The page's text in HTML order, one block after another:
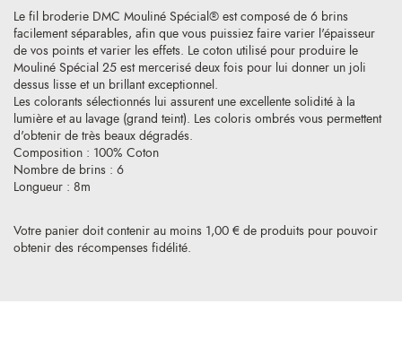
Votre panier doit contenir au moins 1,00 € de produits pour pouvoir
obtenir des récompenses fidélité.
Le fil broderie DMC Mouliné Spécial® est composé de 6 brins
facilement séparables, afin que vous puissiez faire varier l'épaisseur
de vos points et varier les effets. Le coton utilisé pour produire le
Mouliné Spécial 25 est mercerisé deux fois pour lui donner un joli
dessus lisse et un brillant exceptionnel.
Les colorants sélectionnés lui assurent une excellente solidité à la
lumière et au lavage (grand teint). Les coloris ombrés vous permettent
d'obtenir de très beaux dégradés.
Composition : 100% Coton
Nombre de brins : 6
Longueur : 8m